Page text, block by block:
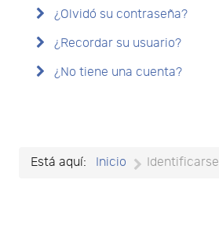
¿Olvidó su contraseña?
¿Recordar su usuario?
¿No tiene una cuenta?
Está aquí: Inicio Identificarse